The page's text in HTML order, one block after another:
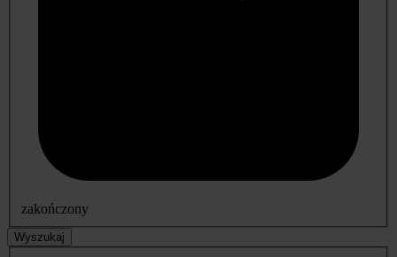
zakończony
Wyszukaj